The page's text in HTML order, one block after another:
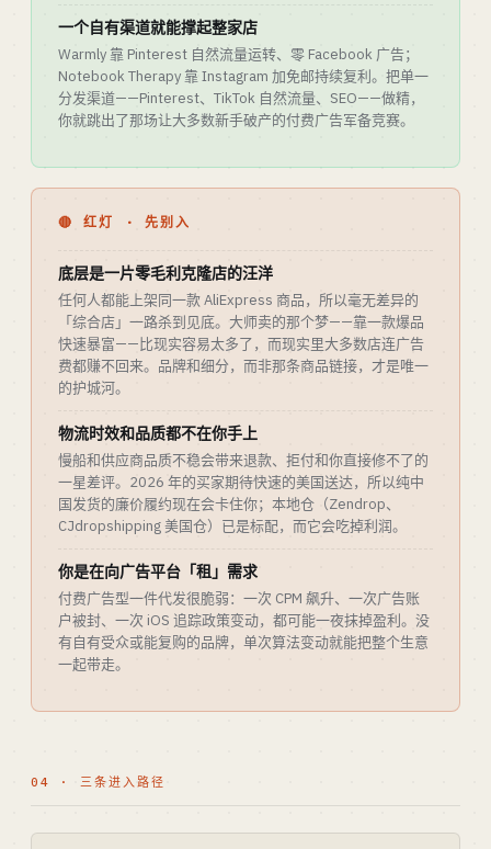
一个自有渠道就能撑起整家店
Warmly 靠 Pinterest 自然流量运转、零 Facebook 广告；
Notebook Therapy 靠 Instagram 加免邮持续复利。把单一
分发渠道——Pinterest、TikTok 自然流量、SEO——做精，
你就跳出了那场让大多数新手破产的付费广告军备竞赛。
🔴 红灯 · 先别入
底层是一片零毛利克隆店的汪洋
任何人都能上架同一款 AliExpress 商品，所以毫无差异的
「综合店」一路杀到见底。大师卖的那个梦——靠一款爆品
快速暴富——比现实容易太多了，而现实里大多数店连广告
费都赚不回来。品牌和细分，而非那条商品链接，才是唯一
的护城河。
物流时效和品质都不在你手上
慢船和供应商品质不稳会带来退款、拒付和你直接修不了的
一星差评。2026 年的买家期待快速的美国送达，所以纯中
国发货的廉价履约现在会卡住你；本地仓（Zendrop、
CJdropshipping 美国仓）已是标配，而它会吃掉利润。
你是在向广告平台「租」需求
付费广告型一件代发很脆弱：一次 CPM 飙升、一次广告账
户被封、一次 iOS 追踪政策变动，都可能一夜抹掉盈利。没
有自有受众或能复购的品牌，单次算法变动就能把整个生意
一起带走。
04 · 三条进入路径